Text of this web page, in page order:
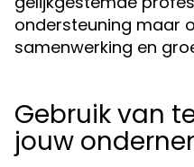
ondersteuning maar
samenwerking en
Gebruik van
jouw